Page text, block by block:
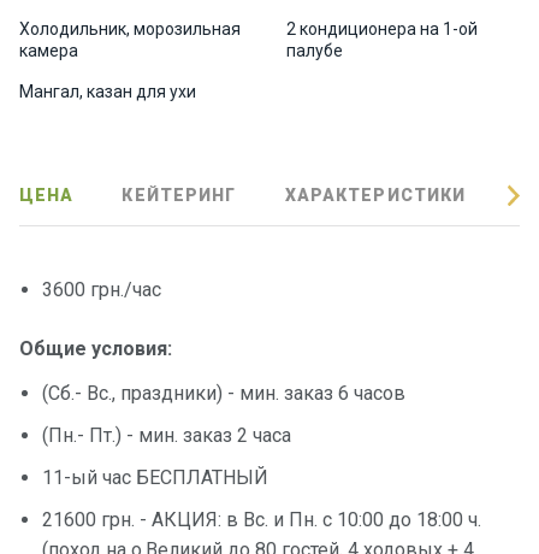
Холодильник, морозильная
камера
2 кондиционера на 1-ой
палубе
Мангал, казан для ухи
ЦЕНА КЕЙТЕРИНГ ХАРАКТЕРИСТИКИ
3600 грн./час
Общие условия:
(Сб.- Вс., праздники) - мин. заказ 6 часов
(Пн.- Пт.) - мин. заказ 2 часа
11-ый час БЕСПЛАТНЫЙ
21600 грн. - АКЦИЯ: в Вс. и Пн. с 10:00 до 18:00 ч.
ммы
Подаро
чные
икаты
Развле
чения
Речные
прогулк